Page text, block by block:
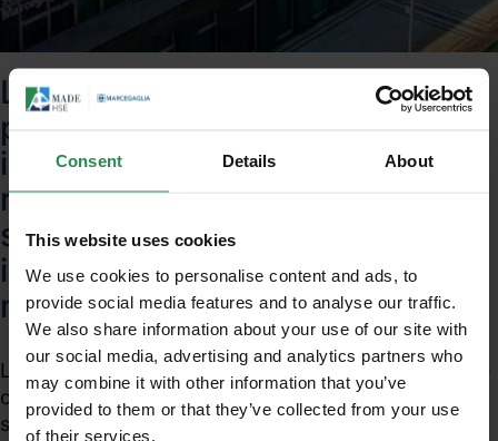
Consent Details About
This website uses cookies
We use cookies to personalise content and ads, to
provide social media features and to analyse our traffic.
We also share information about your use of our site with
our social media, advertising and analytics partners who
may combine it with other information that you’ve
provided to them or that they’ve collected from your use
of their services.
L’Eu-Osha ha recentemente
pubblicato una Relazione che
illustra i principali pericoli,
rischi, e problemi di salute cui
sono esposti i lavoratori
impegnati in attività di
manutenzione in Europa
L’Eu-Osha ha recentemente pubblicato una Relazione
che illustra i principali pericoli, rischi, e problemi di
salute cui sono esposti i lavoratori impegnati in